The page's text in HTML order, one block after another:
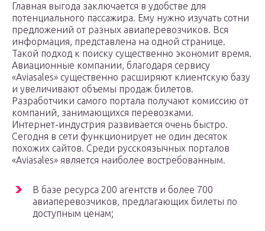
Главная выгода заключается в удобстве для
потенциального пассажира. Ему нужно изучать сотни
предложений от разных авиаперевозчиков. Вся
информация, представлена на одной странице.
Такой подход к поиску существенно экономит время.
Авиационные компании, благодаря сервису
«Aviasales» существенно расширяют клиентскую базу
и увеличивают объемы продаж билетов.
Разработчики самого портала получают комиссию от
компаний, занимающихся перевозками.
Интернет-индустрия развивается очень быстро.
Сегодня в сети функционирует не один десяток
похожих сайтов. Среди русскоязычных порталов
«Aviasales» является наиболее востребованным.
В базе ресурса 200 агентств и более 700
авиаперевозчиков, предлагающих билеты по
доступным ценам;